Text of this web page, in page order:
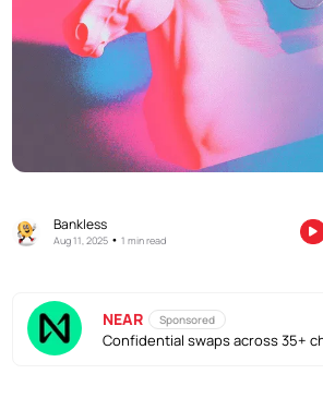
Bankless
Aug 11, 2025 •1 min read
NEAR Sponsored
Confidential swaps across 35+